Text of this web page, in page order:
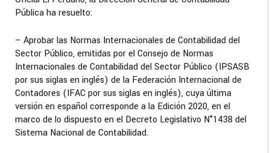
Pública ha resuelto:
– Aprobar las Normas Internacionales de Contabilidad del
Sector Público, emitidas por el Consejo de Normas
Internacionales de Contabilidad del Sector Público (IPSASB
por sus siglas en inglés) de la Federación Internacional de
Contadores (IFAC por sus siglas en inglés), cuya última
versión en español corresponde a la Edición 2020, en el
marco de lo dispuesto en el Decreto Legislativo N°1438 del
Sistema Nacional de Contabilidad.